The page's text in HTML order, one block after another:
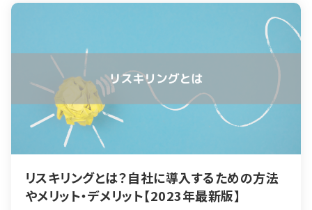
リスキリングとは？自社に導入するための方法
やメリット・デメリット【2023年最新版】